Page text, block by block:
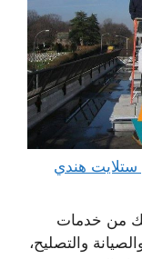
المطلاع 52227330 فني ستلايت هندي
من خدمات
والتصليح،